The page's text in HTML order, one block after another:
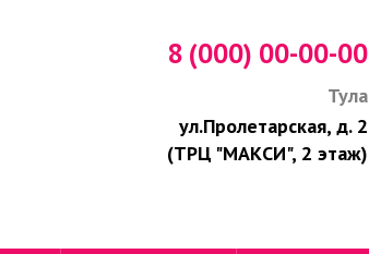
8 (000) 00-00-00
Тула
ул.Пролетарская, д. 2
(ТРЦ "МАКСИ", 2 этаж)